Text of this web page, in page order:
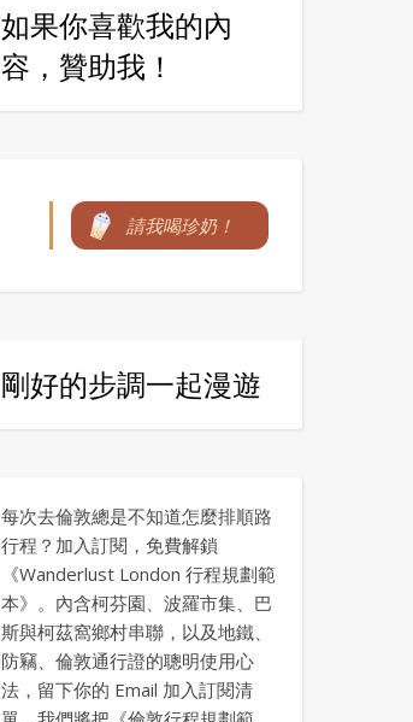
如果你喜歡我的內
容，贊助我！
請我喝珍奶！
剛好的步調一起漫遊
每次去倫敦總是不知道怎麼排順路
行程？加入訂閱，免費解鎖
《Wanderlust London 行程規劃範
本》。內含柯芬園、波羅市集、巴
斯與柯茲窩鄉村串聯，以及地鐵、
防竊、倫敦通行證的聰明使用心
法，留下你的 Email 加入訂閱清